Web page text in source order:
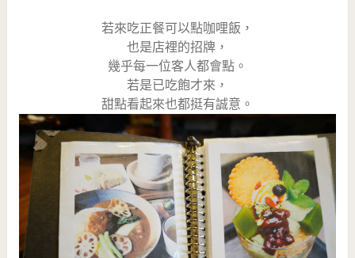
若來吃正餐可以點咖哩飯，
也是店裡的招牌，
幾乎每一位客人都會點。
若是已吃飽才來，
甜點看起來也都挺有誠意。